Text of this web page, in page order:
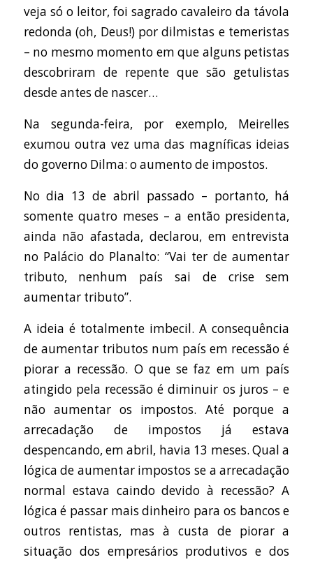
veja só o leitor, foi sagrado cavaleiro da távola
redonda (oh, Deus!) por dilmistas e temeristas
– no mesmo momento em que alguns petistas
descobriram de repente que são getulistas
desde antes de nascer…
Na segunda-feira, por exemplo, Meirelles
exumou outra vez uma das magníficas ideias
do governo Dilma: o aumento de impostos.
No dia 13 de abril passado – portanto, há
somente quatro meses – a então presidenta,
ainda não afastada, declarou, em entrevista
no Palácio do Planalto: “Vai ter de aumentar
tributo, nenhum país sai de crise sem
aumentar tributo”.
A ideia é totalmente imbecil. A consequência
de aumentar tributos num país em recessão é
piorar a recessão. O que se faz em um país
atingido pela recessão é diminuir os juros – e
não aumentar os impostos. Até porque a
arrecadação de impostos já estava
despencando, em abril, havia 13 meses. Qual a
lógica de aumentar impostos se a arrecadação
normal estava caindo devido à recessão? A
lógica é passar mais dinheiro para os bancos e
outros rentistas, mas à custa de piorar a
situação dos empresários produtivos e dos